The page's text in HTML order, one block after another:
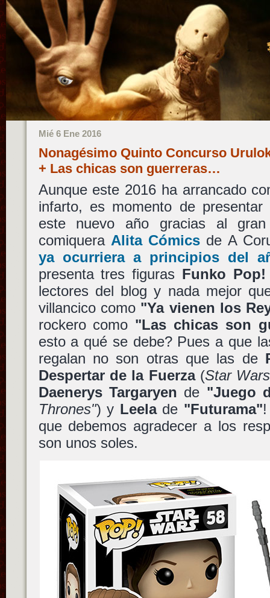
Mié 6 Ene 2016
Nonagésimo Quinto Concurso
+ Las chicas son guerreras…
Aunque este 2016 ha arrancado
infarto, es momento de
este nuevo año gracias al
comiquera Alita Cómics de A
ya ocurriera a principios del
presenta tres figuras Funko Pop!
lectores del blog y nada mejor
villancico como "Ya vienen los
rockero como "Las chicas son
esto a qué se debe? Pues a que
regalan no son otras que las de
Despertar de la Fuerza(Star
Daenerys Targaryen de "Juego
Thrones") y Leelade "Futurama"
que debemos agradecer a los
son unos soles.